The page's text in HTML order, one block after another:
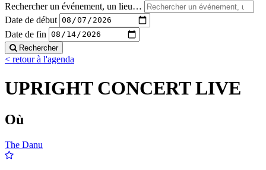
Rechercher un événement, un lieu…
Date de début
Date de fin
Rechercher
< retour à l'agenda
UPRIGHT CONCERT LIVE
Où
The Danu